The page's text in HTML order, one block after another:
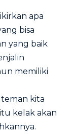
apa
bisa
yang baik
memiliki
kita
kelak akan